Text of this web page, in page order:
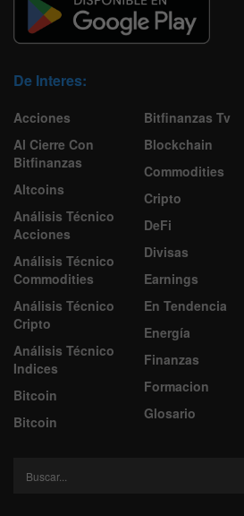
De Interes:
Acciones
Al Cierre Con
Bitfinanzas
Altcoins
Análisis Técnico
Acciones
Análisis Técnico
Commodities
Análisis Técnico
Cripto
Análisis Técnico
Indices
Bitcoin
Bitcoin
Bitfinanzas Tv
Blockchain
Commodities
Cripto
DeFi
Divisas
Earnings
En Tendencia
Energía
Finanzas
Formacion
Glosario